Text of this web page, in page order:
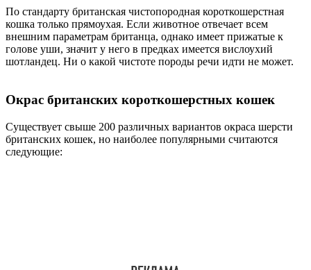
По стандарту британская чистопородная короткошерстная
кошка только прямоухая. Если животное отвечает всем
внешним параметрам британца, однако имеет прижатые к
голове уши, значит у него в предках имеется вислоухий
шотландец. Ни о какой чистоте породы речи идти не может.
Окрас британских короткошерстных кошек
Существует свыше 200 различных вариантов окраса шерсти
британских кошек, но наиболее популярными считаются
следующие: